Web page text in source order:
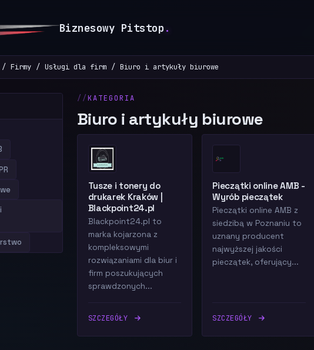
Biznesowy Pitstop .
Firmy Usługi dla firm Biuro i artykuły biurowe
KATEGORIA
Biuro i artykuły biurowe
Tusze i tonery do
drukarek Kraków |
Blackpoint24.pl
Blackpoint24.pl to
marka kojarzona z
kompleksowymi
rozwiązaniami dla biur i
firm poszukujących
sprawdzonych...
SZCZEGÓŁY
Pieczątki online AMB -
Wyrób pieczątek
Pieczątki online AMB z
siedzibą w Poznaniu to
uznany producent
najwyższej jakości
pieczątek, oferujący...
SZCZEGÓŁY